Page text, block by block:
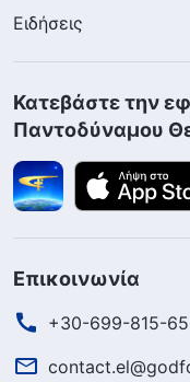
Ειδήσεις
Κατεβάστε την
Παντοδύναμου
Επικοινωνία
+30-699-815-